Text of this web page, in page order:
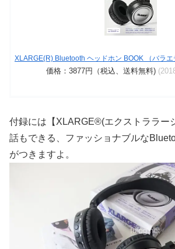
XLARGE(R) Bluetooth ヘッドホン BOOK （バラエ
価格：3877円（税込、送料無料)
付録には【XLARGE®(エクストララー
話もできる、ファッショナブルな
がつきますよ。